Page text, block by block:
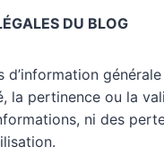
DU BLOG
la pertinence ou la
ni des